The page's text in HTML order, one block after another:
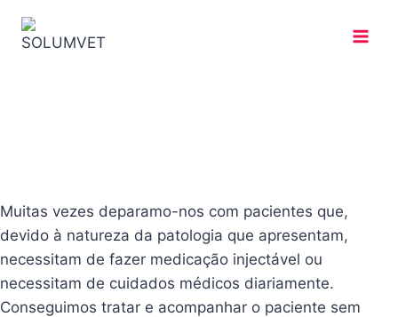
Muitas vezes deparamo-nos com pacientes que,
devido à natureza da patologia que apresentam,
necessitam de fazer medicação injectável ou
necessitam de cuidados médicos diariamente.
Conseguimos tratar e acompanhar o paciente sem